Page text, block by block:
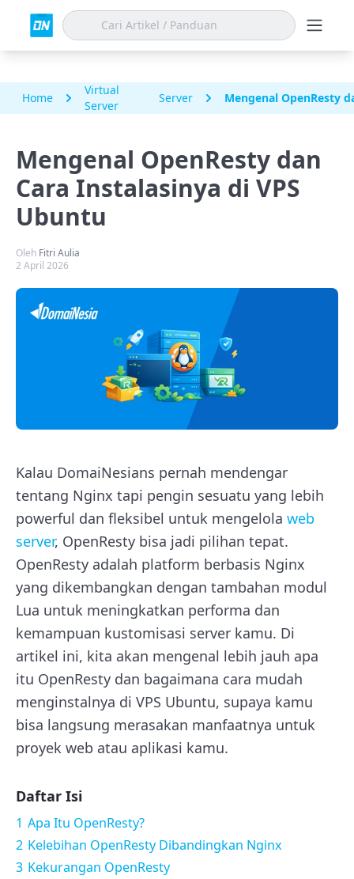
Home
Virtual
Server
Server Mengenal OpenResty
Mengenal OpenResty dan
Cara Instalasinya di VPS
Ubuntu
Oleh Fitri Aulia
2 April 2026
Kalau DomaiNesians pernah mendengar
tentang Nginx tapi pengin sesuatu yang lebih
powerful dan fleksibel untuk mengelola web
server, OpenResty bisa jadi pilihan tepat.
OpenResty adalah platform berbasis Nginx
yang dikembangkan dengan tambahan modul
Lua untuk meningkatkan performa dan
kemampuan kustomisasi server kamu. Di
artikel ini, kita akan mengenal lebih jauh apa
itu OpenResty dan bagaimana cara mudah
menginstalnya di VPS Ubuntu, supaya kamu
bisa langsung merasakan manfaatnya untuk
proyek web atau aplikasi kamu.
Daftar Isi
1 Apa Itu OpenResty?
2 Kelebihan OpenResty Dibandingkan Nginx
3 Kekurangan OpenResty